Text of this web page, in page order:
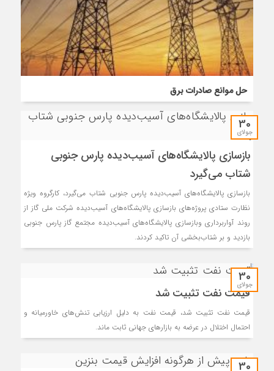
حل موانع صادرات برق
30
جولای
بازسازی پالایشگاه‌های آسیب‌دیده پارس جنوبی
شتاب می‌گیرد
بازسازی پالایشگاه‌های آسیب‌دیده پارس جنوبی شتاب می‌گیرد، کارگروه ویژه
نظارت ستادی پروژه‌های بازسازی پالایشگاه‌های آسیب‌دیده شرکت ملی گاز از
روند آواربرداری وبازسازی پالایشگاه‌های آسیب‌دیده مجتمع گاز پارس جنوبی
بازدید و بر شتاب‌بخشی آن تاکید کردند.
30
جولای
قیمت نفت تثبیت شد
قیمت نفت تثبیت شد، قیمت نفت به دلیل ارزیابی تنش‌های خاورمیانه و
احتمال اختلال در عرضه به بازارهای جهانی ثابت ماند.
30